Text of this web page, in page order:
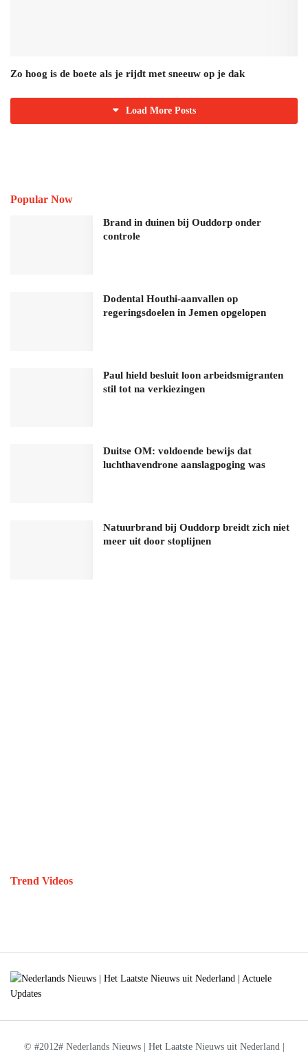
Zo hoog is de boete als je rijdt met sneeuw op je dak
Load More Posts
Popular Now
Brand in duinen bij Ouddorp onder
controle
Dodental Houthi-aanvallen op
regeringsdoelen in Jemen opgelopen
Paul hield besluit loon arbeidsmigranten
stil tot na verkiezingen
Duitse OM: voldoende bewijs dat
luchthavendrone aanslagpoging was
Natuurbrand bij Ouddorp breidt zich niet
meer uit door stoplijnen
Trend Videos
© #2012# Nederlands Nieuws | Het Laatste Nieuws uit Nederland |